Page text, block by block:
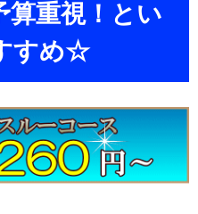
算重視！とい
すめ☆